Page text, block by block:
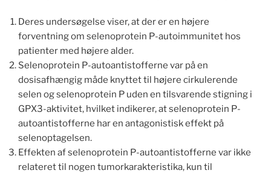
Deres undersøgelse viser, at der er en højere
forventning om selenoprotein P-autoimmunitet hos
patienter med højere alder.
Selenoprotein P-autoantistofferne var på en
dosisafhængig måde knyttet til højere cirkulerende
selen og selenoprotein P uden en tilsvarende stigning i
GPX3-aktivitet, hvilket indikerer, at selenoprotein P-
autoantistofferne har en antagonistisk effekt på
selenoptagelsen.
Effekten af selenoprotein P-autoantistofferne var ikke
relateret til nogen tumorkarakteristika, kun til